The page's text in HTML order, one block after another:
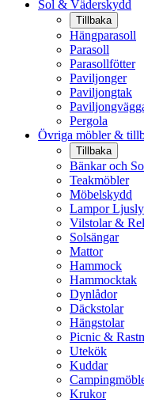
Sol & Väderskydd
Tillbaka
Hängparasoll
Parasoll
Parasollfötter
Paviljonger
Paviljongtak
Pergola
Övriga möbler &
Tillbaka
Bänkar och
Teakmöbler
Möbelskydd
Lampor
Vilstolar &
Solsängar
Mattor
Hammock
Hammocktak
Dynlådor
Däckstolar
Hängstolar
Picnic &
Utekök
Kuddar
Krukor